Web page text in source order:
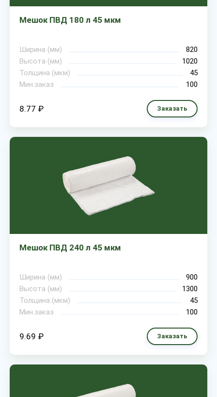
Мешок ПВД 180 л 45 мкм
Ширина (мм)
820
Высота (мм)
1020
Толщина (мкм)
45
Мин.заказ
100
8.77 ₽ Заказать
Мешок ПВД 240 л 45 мкм
Ширина (мм)
900
Высота (мм)
1300
Толщина (мкм)
45
Мин.заказ
100
9.69 ₽ Заказать